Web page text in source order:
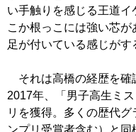
い手触りを感じる王道
こか根っこには強い芯
足が付いている感じがす
それは高橋の経歴を確
2017年、「男子高生ミ
リを獲得。多くの歴代
ンプリ受賞者含む）と同